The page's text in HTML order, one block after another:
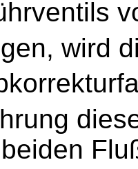
wird